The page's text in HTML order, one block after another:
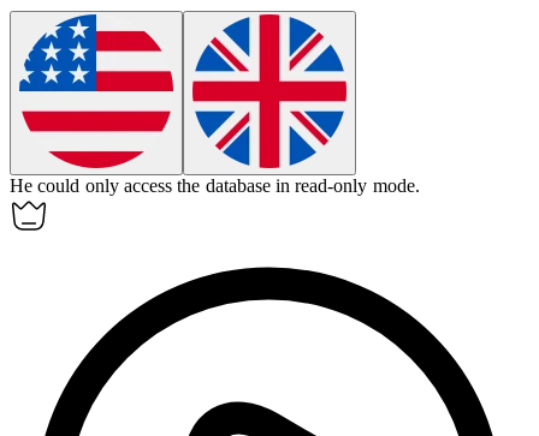
He could only access the database inread-only mode.